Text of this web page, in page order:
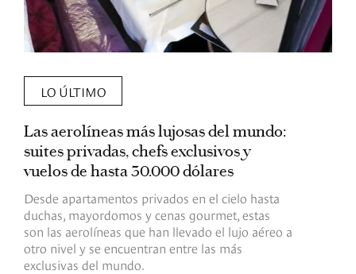
LO ÚLTIMO
Las aerolíneas más lujosas del mundo:
suites privadas, chefs exclusivos y
vuelos de hasta 30.000 dólares
Desde apartamentos privados en el cielo hasta
duchas, mayordomos y cenas gourmet, estas
son las aerolíneas que han llevado el lujo aéreo a
otro nivel y se encuentran entre las más
exclusivas del mundo.